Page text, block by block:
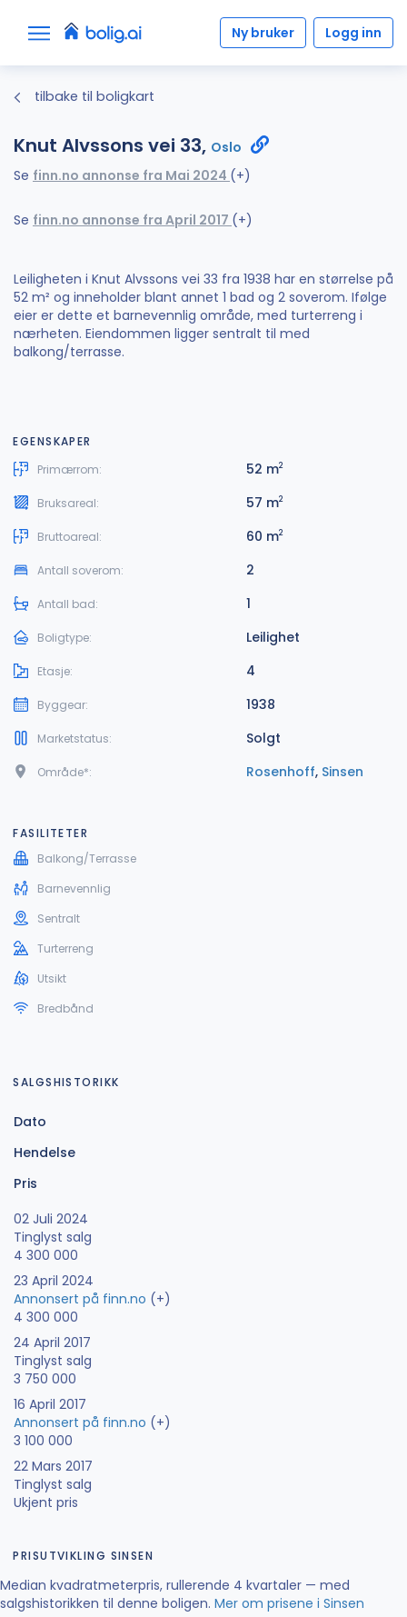
Ny bruker Logg inn
tilbake til boligkart
Knut Alvssons vei 33, Oslo
Se finn.no annonse fra Mai 2024 (+)
Se finn.no annonse fra April 2017 (+)
Leiligheten i Knut Alvssons vei 33 fra 1938 har en størrelse på
52 m² og inneholder blant annet 1 bad og 2 soverom. Ifølge
eier er dette et barnevennlig område, med turterreng i
nærheten. Eiendommen ligger sentralt til med
balkong/terrasse.
EGENSKAPER
Primærrom:
52 m2
Bruksareal: 57 m2
Bruttoareal: 60 m2
Antall soverom: 2
Antall bad: 1
Boligtype: Leilighet
Etasje: 4
Byggear: 1938
Marketstatus: Solgt
Område*: Rosenhoff, Sinsen
FASILITETER
Balkong/Terrasse
Barnevennlig
Sentralt
Turterreng
Utsikt
Bredbånd
SALGSHISTORIKK
Dato
Hendelse
Pris
02 Juli 2024
Tinglyst salg
4 300 000
23 April 2024
Annonsert på finn.no (+)
4 300 000
24 April 2017
Tinglyst salg
3 750 000
16 April 2017
Annonsert på finn.no (+)
3 100 000
22 Mars 2017
Tinglyst salg
Ukjent pris
PRISUTVIKLING SINSEN
Median kvadratmeterpris, rullerende 4 kvartaler — med
salgshistorikken til denne boligen. Mer om prisene i Sinsen